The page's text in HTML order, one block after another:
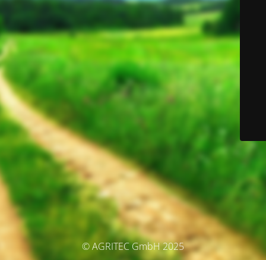
© AGRITEC GmbH 2025